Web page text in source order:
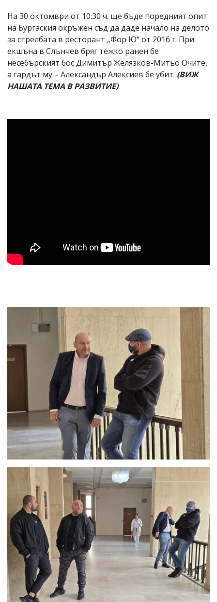
На 30 октомври от 10:30 ч. ще бъде поредният опит
на Бургаския окръжен съд да даде начало на делото
за стрелбата в ресторант „Фор Ю“ от 2016 г. При
екшъна в Слънчев бряг тежко ранен бе
несебърският бос Димитър Желязков-Митьо Очите,
а гардът му – Александър Алексиев бе убит. (ВИЖ
НАШАТА ТЕМА В РАЗВИТИЕ)